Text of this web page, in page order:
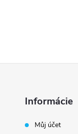
Informácie
Můj účet